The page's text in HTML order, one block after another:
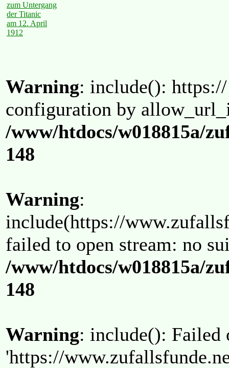
zum Untergang
der Titanic
am 12. April
1912
Warning: include():
configuration by
/www/htdocs/w018815a/
148
Warning:
include(https://
failed to open stream: no
/www/htdocs/w018815a/
148
Warning: include(): Failed
'https://